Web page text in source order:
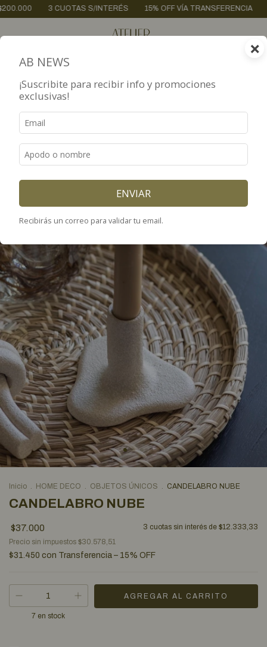
S/INTERÉS 15% OFF VÍA TRANSFERENCIA ENVÍOS A
Inicio . HOME DECO . OBJETOS ÚNICOS . CANDELABRO NUBE
CANDELABRO NUBE
$37.000 3 cuotas sin interés de $12.333,33
Precio sin impuestos $30.578,51
$31.450 con Transferencia – 15% OFF
7 en stock
×
AB NEWS
¡Suscribite para recibir info y promociones
exclusivas!
ENVIAR
Recibirás un correo para validar tu email.